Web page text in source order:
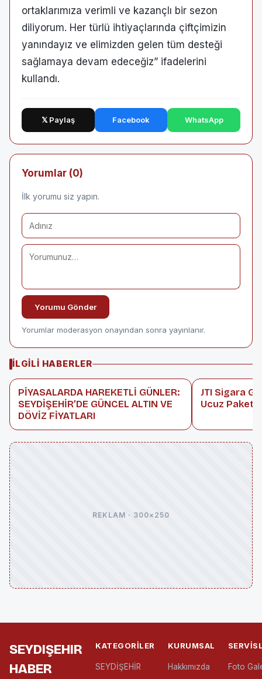
ortaklarımıza verimli ve kazançlı bir sezon
diliyorum. Her türlü ihtiyaçlarında çiftçimizin
yanındayız ve elimizden gelen tüm desteği
sağlamaya devam edeceğiz” ifadelerini
kullandı.
𝕏 Paylaş Facebook WhatsApp
Yorumlar (0)
İlk yorumu siz yapın.
Yorumu Gönder
Yorumlar moderasyon onayından sonra yayınlanır.
İLGILI HABERLER
PİYASALARDA HAREKETLİ GÜNLER:
SEYDİŞEHİR’DE GÜNCEL ALTIN VE
DÖVİZ FİYATLARI
JTI Sigara
Ucuz Paket
REKLAM · 300×250
SEYDIŞEHIR
HABER
KATEGORILER
SEYDİŞEHİR
KURUMSAL
Hakkımızda Foto